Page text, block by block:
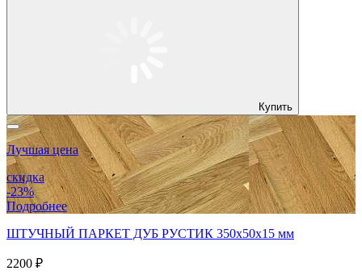
Купить
Лучшая цена
скидка
-23%
Подробнее
ШТУЧНЫЙ ПАРКЕТ ДУБ РУСТИК 350x50x15 мм
2200 ₽